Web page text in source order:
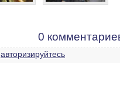
0
авторизируйтесь